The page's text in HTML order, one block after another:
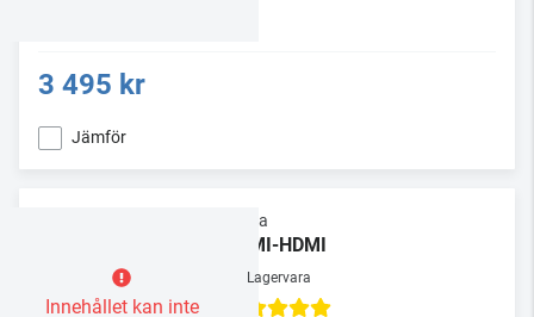
3 495 kr
Jämför
Innehållet kan inte
Supra
HDMI-HDMI
Lagervara